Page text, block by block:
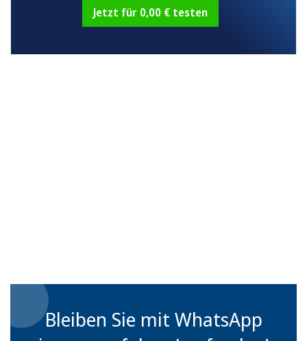
Jetzt für 0,00 € testen
Bleiben Sie mit WhatsApp